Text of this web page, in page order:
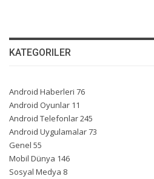
KATEGORILER
Android Haberleri 76
Android Oyunlar 11
Android Telefonlar245
Android Uygulamalar73
Genel 55
Mobil Dünya 146
Sosyal Medya 8